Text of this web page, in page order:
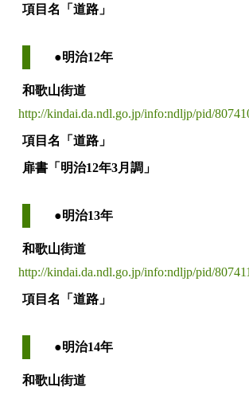
項目名「道路」
●明治12年
和歌山街道
http://kindai.da.ndl.go.jp/info:ndljp/pid/
項目名「道路」
扉書「明治12年3月調」
●明治13年
和歌山街道
http://kindai.da.ndl.go.jp/info:ndljp/pid/
項目名「道路」
●明治14年
和歌山街道